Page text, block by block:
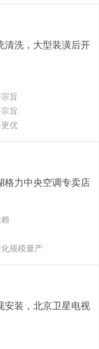
清洗，大型装潢后开
旨
旨
优
格力中央空调专卖店
规模量产
安装，北京卫星电视